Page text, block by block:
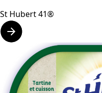
St Hubert 41®